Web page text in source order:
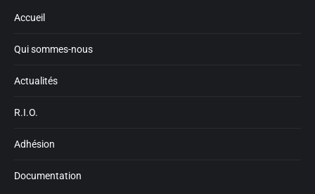
window
in
window
Accueil
Qui sommes-nous
Actualités
R.I.O.
Adhésion
Documentation